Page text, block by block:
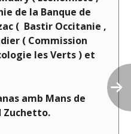
de la Banque de
( Bastir Occitanie ,
( Commission
les Verts ) et
amb Mans de
Zuchetto.